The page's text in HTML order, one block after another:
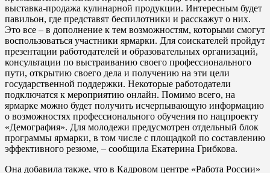
выставка-продажа кулинарной продукции. Интересным будет
павильон, где представят беспилотники и расскажут о них.
Это все – в дополнение к тем возможностям, которыми смогут
воспользоваться участники ярмарки. Для соискателей пройдут
презентации работодателей и образовательных организаций,
консультации по выстраиванию своего профессионального
пути, открытию своего дела и получению на эти цели
государственной поддержки. Некоторые работодатели
подключатся к мероприятию онлайн. Помимо всего, на
ярмарке можно будет получить исчерпывающую информацию
о возможностях профессионального обучения по нацпроекту
«Демография». Для молодежи предусмотрен отдельный блок
программы ярмарки, в том числе с площадкой по составлению
эффективного резюме, – сообщила Екатерина Грибкова.
Она добавила также, что в Кадровом центре «Работа России»